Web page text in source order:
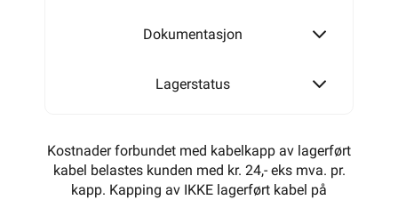
Dokumentasjon
Lagerstatus
Kostnader forbundet med kabelkapp av lagerført
kabel belastes kunden med kr. 24,- eks mva. pr.
kapp. Kapping av IKKE lagerført kabel på